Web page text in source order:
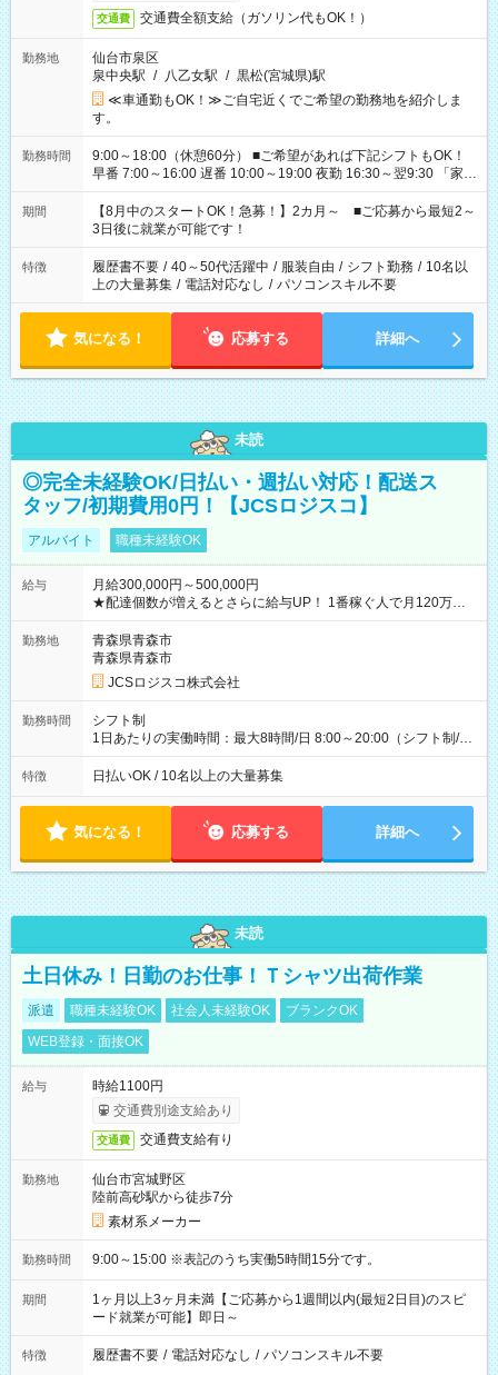
交通費 交通費全額支給（ガソリン代もOK！）
勤務地
仙台市泉区
泉中央駅 / 八乙女駅 / 黒松(宮城県)駅
≪車通勤もOK！≫ご自宅近くでご希望の勤務地を紹介しま
す。
勤務時間
9:00～18:00（休憩60分） ■ご希望があれば下記シフトもOK！
早番 7:00～16:00 遅番 10:00～19:00 夜勤 16:30～翌9:30 「家族
と休みを合わせたい」 「余裕を持って夕飯の準備がしたい」
「できれば残業はしたくない」 など、ご希望を教えてください
ね。 ※Wワーク希望の方へ 今ご覧のお仕事で希望する勤務時間
と、もう1つのお仕事の勤務時間。 合計で週40時間を超える場
合は応募できません。
期間
【8月中のスタートOK！急募！】2カ月～ ■ご応募から最短2～
3日後に就業が可能です！
特徴 履歴書不要 / 40～50代活躍中 / 服装自由 / シフト勤務 / 10名以
上の大量募集 / 電話対応なし / パソコンスキル不要
気になる！ 応募する 詳細へ
未読
◎完全未経験OK/日払い・週払い対応！配送ス
タッフ/初期費用0円！【JCSロジスコ】
アルバイト 職種未経験OK
給与
月給300,000円～500,000円
★配達個数が増えるとさらに給与UP！ 1番稼ぐ人で月120万ほ
ど！ ・主要都市エリア 月収55万円／週5日稼働 月収65万~112
万円／週6日稼働 ・地方郊外エリア 月収40万円／週5日稼働 月
収40万円~50万円／週6日稼働 ＜モデルイメージ＞ ■月収50万
円 (27歳男性/江東区在住)※元建築関係 1日150個配達×25日勤務
(日休み) ■月収80万円(43歳男性/墨田区在住)※元営業 1日200個
勤務地
青森県青森市
青森県青森市
JCSロジスコ株式会社
勤務時間
シフト制
1日あたりの実働時間：最大8時間/日 8:00～20:00（シフト制/実
働8時間） ※週5日勤務（場所次第では週4も有り） ※配達状況
によって時間外での勤務可能性有り ※案件により多少の前後あ
特徴 日払いOK / 10名以上の大量募集
気になる！ 応募する 詳細へ
未読
土日休み！日勤のお仕事！Ｔシャツ出荷作業
派遣 職種未経験OK 社会人未経験OK
ブランクOK
WEB登録・面接OK
給与
時給1100円
交通費別途支給あり
交通費 交通費支給有り
勤務地
仙台市宮城野区
陸前高砂駅から徒歩7分
素材系メーカー
勤務時間 9:00～15:00 ※表記のうち実働5時間15分です。
期間
1ヶ月以上3ヶ月未満【ご応募から1週間以内(最短2日目)のスピ
ード就業が可能】即日～
特徴 履歴書不要 / 電話対応なし / パソコンスキル不要